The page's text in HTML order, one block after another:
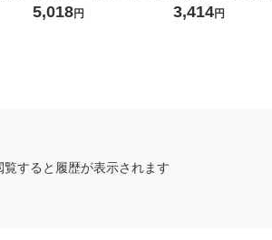
2
1591 1個
5,018円
対辺寸法24mm
3,414円
覧すると履歴が表示されます